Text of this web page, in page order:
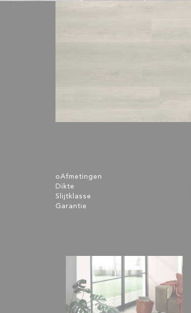
oAfmetingen
Dikte
Slijtklasse
Garantie